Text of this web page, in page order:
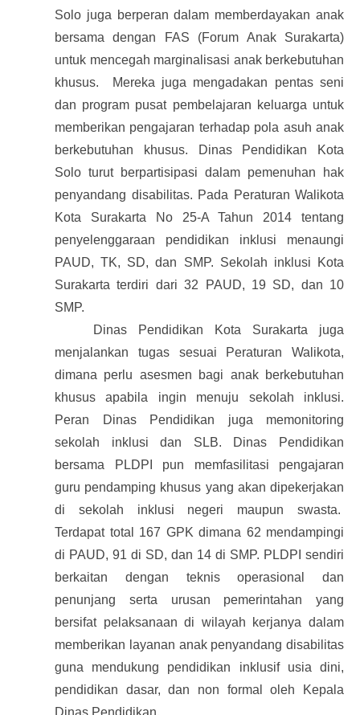
Solo juga berperan dalam memberdayakan anak
bersama dengan FAS (Forum Anak Surakarta)
untuk mencegah marginalisasi anak berkebutuhan
khusus. Mereka juga mengadakan pentas seni
dan program pusat pembelajaran keluarga untuk
memberikan pengajaran terhadap pola asuh anak
berkebutuhan khusus. Dinas Pendidikan Kota
Solo turut berpartisipasi dalam pemenuhan hak
penyandang disabilitas. Pada Peraturan Walikota
Kota Surakarta No 25-A Tahun 2014 tentang
penyelenggaraan pendidikan inklusi menaungi
PAUD, TK, SD, dan SMP. Sekolah inklusi Kota
Surakarta terdiri dari 32 PAUD, 19 SD, dan 10
SMP.
Dinas Pendidikan Kota Surakarta juga
menjalankan tugas sesuai Peraturan Walikota,
dimana perlu asesmen bagi anak berkebutuhan
khusus apabila ingin menuju sekolah inklusi.
Peran Dinas Pendidikan juga memonitoring
sekolah inklusi dan SLB. Dinas Pendidikan
bersama PLDPI pun memfasilitasi pengajaran
guru pendamping khusus yang akan dipekerjakan
di sekolah inklusi negeri maupun swasta.
Terdapat total 167 GPK dimana 62 mendampingi
di PAUD, 91 di SD, dan 14 di SMP. PLDPI sendiri
berkaitan dengan teknis operasional dan
penunjang serta urusan pemerintahan yang
bersifat pelaksanaan di wilayah kerjanya dalam
memberikan layanan anak penyandang disabilitas
guna mendukung pendidikan inklusif usia dini,
pendidikan dasar, dan non formal oleh Kepala
Dinas Pendidikan.